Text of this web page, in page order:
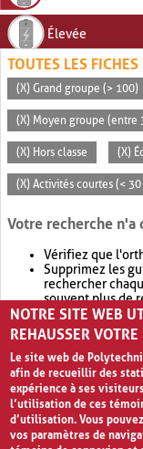
Élevée
TOUTES LES
(X) Grand groupe (> 100)
(X) Moyen groupe (entre
(X) Hors classe (X)
(X) Activités courtes (<
Votre recherche n'a
Vérifiez que
Supprimez les
rechercher
souvent plus de
Envisagez
retournera
NOTRE SITE WEB
REHAUSSER
Le site web de
afin de recueillir des
expérience à ses
l’utilisation de ces
d’utilisation. Vous
vos paramètres de